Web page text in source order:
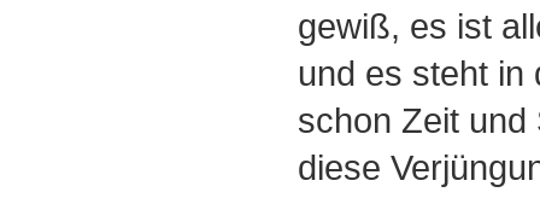
gewiß, es ist
und es steht in
schon Zeit und
diese